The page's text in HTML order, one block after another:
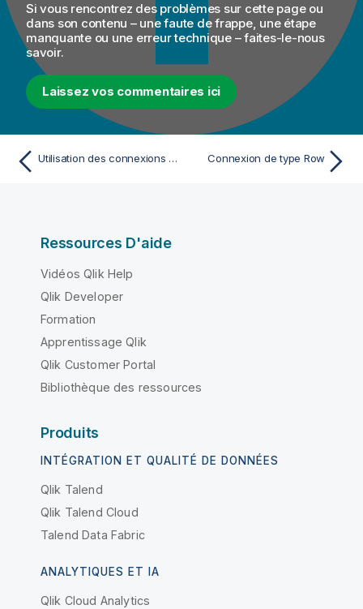
Si vous rencontrez des problèmes sur cette page ou
dans son contenu – une faute de frappe, une étape
manquante ou une erreur technique – faites-le-nous
savoir.
Laissez vos commentaires ici
Utilisation des connexions dans un Job Connexion de type Row
Ressources D'aide
Vidéos Qlik Help
Qlik Developer
Formation
Apprentissage Qlik
Qlik Customer Portal
Bibliothèque des ressources
Produits
INTÉGRATION ET QUALITÉ DE DONNÉES
Qlik Talend
Qlik Talend Cloud
Talend Data Fabric
ANALYTIQUES ET IA
Qlik Cloud Analytics